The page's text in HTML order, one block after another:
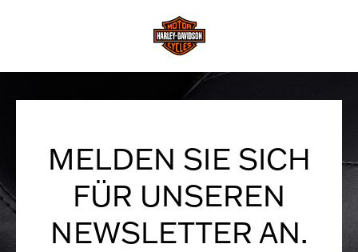
MELDEN SIE SICH
FÜR UNSEREN
NEWSLETTER AN.